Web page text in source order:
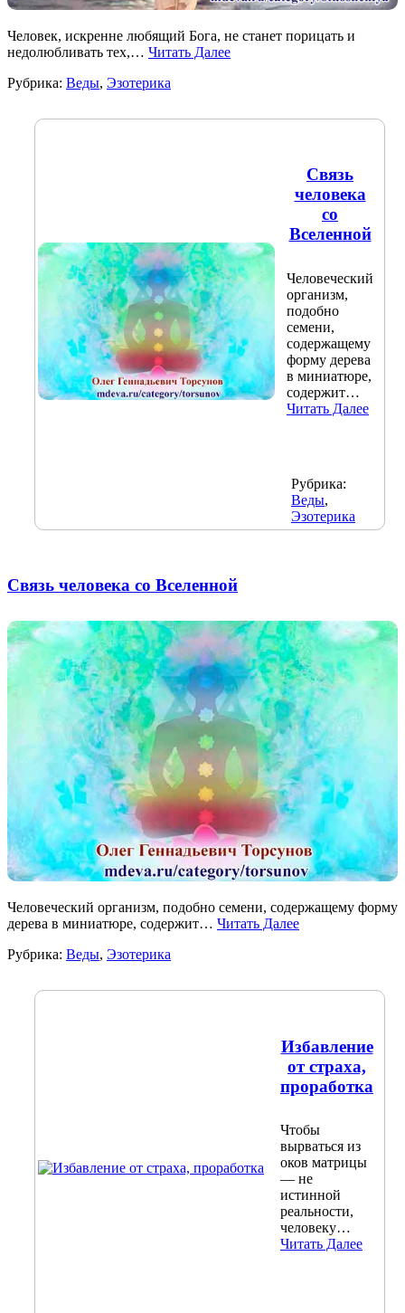
Человек, искренне любящий Бога, не станет порицать и
недолюбливать тех,… Читать Далее
Рубрика: Веды, Эзотерика
Связь
человека
со
Вселенной
Человеческий
организм,
подобно
семени,
содержащему
форму дерева
в миниатюре,
содержит…
Читать Далее
Рубрика:
Веды,
Эзотерика
Связь человека со Вселенной
Человеческий организм, подобно семени, содержащему форму
дерева в миниатюре, содержит… Читать Далее
Рубрика: Веды, Эзотерика
Избавление
от страха,
проработка
Чтобы
вырваться из
оков матрицы
— не
истинной
реальности,
человеку…
Читать Далее